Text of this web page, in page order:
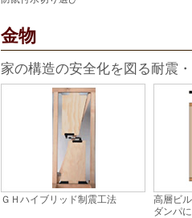
金物
家の構造の安全化を図る耐震
ＧＨハイブリッド制震工法
高層ビ
ダンパ